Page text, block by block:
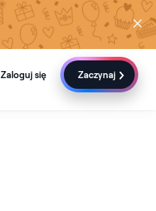
Zaloguj się Zaczynaj